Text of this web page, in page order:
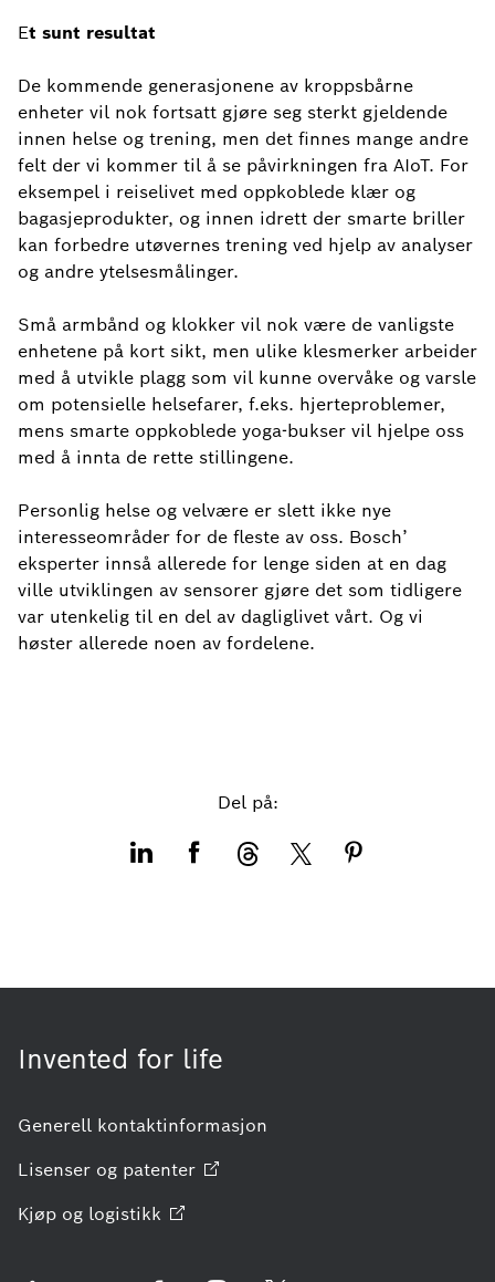
Et sunt resultat
De kommende generasjonene av kroppsbårne
enheter vil nok fortsatt gjøre seg sterkt gjeldende
innen helse og trening, men det finnes mange andre
felt der vi kommer til å se påvirkningen fra AIoT. For
eksempel i reiselivet med oppkoblede klær og
bagasjeprodukter, og innen idrett der smarte briller
kan forbedre utøvernes trening ved hjelp av analyser
og andre ytelsesmålinger.
Små armbånd og klokker vil nok være de vanligste
enhetene på kort sikt, men ulike klesmerker arbeider
med å utvikle plagg som vil kunne overvåke og varsle
om potensielle helsefarer, f.eks. hjerteproblemer,
mens smarte oppkoblede yoga-bukser vil hjelpe oss
med å innta de rette stillingene.
Personlig helse og velvære er slett ikke nye
interesseområder for de fleste av oss. Bosch’
eksperter innså allerede for lenge siden at en dag
ville utviklingen av sensorer gjøre det som tidligere
var utenkelig til en del av dagliglivet vårt. Og vi
høster allerede noen av fordelene.
Del på:
Invented for life
Generell kontaktinformasjon
Lisenser og patenter
Kjøp og logistikk